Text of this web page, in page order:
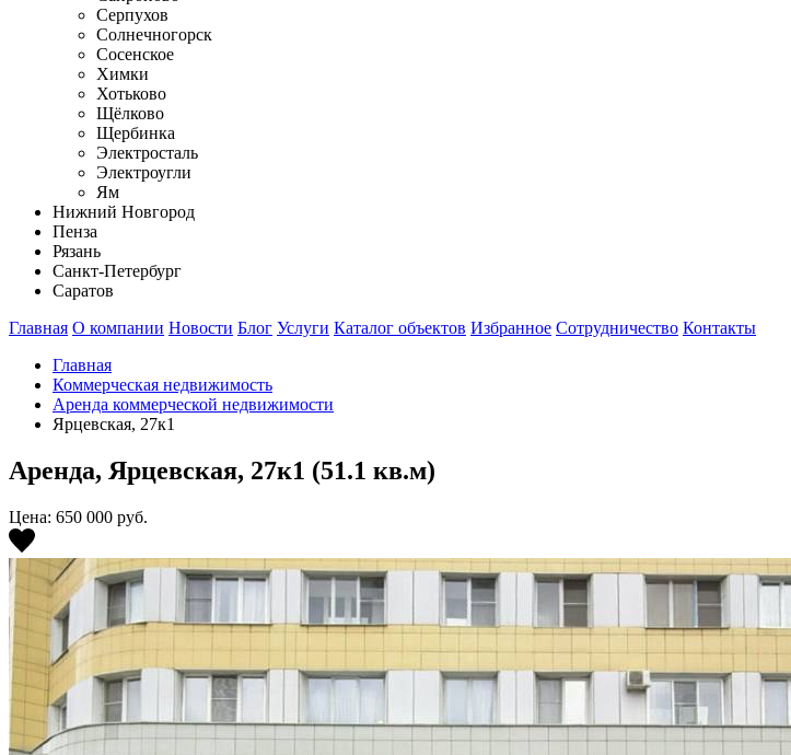
Серпухов
Солнечногорск
Сосенское
Химки
Хотьково
Щёлково
Щербинка
Электросталь
Электроугли
Ям
Нижний Новгород
Пенза
Рязань
Санкт-Петербург
Саратов
Главная О компании Новости Блог Услуги Каталог объектов Избранное Сотрудничество Контакты
Главная
Коммерческая недвижимость
Аренда коммерческой недвижимости
Ярцевская, 27к1
Аренда, Ярцевская, 27к1 (51.1 кв.м)
Цена: 650 000 руб.